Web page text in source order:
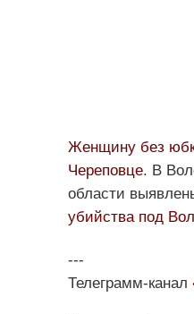
Женщину без
Череповце. В
области
убийства под
---
Телеграмм-канал